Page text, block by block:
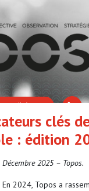
adhérent
clés
: édition
Décembre 2025 – Topos.
En 2024, Topos a